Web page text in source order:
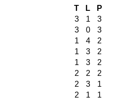
T L
P
3 1
3
3 0
3
1 4
2
1 3
2
1 3
2
2 2
2
2 3
1
2 1 1